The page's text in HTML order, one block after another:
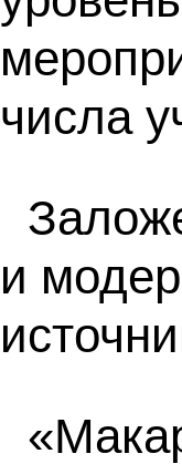
числа
и